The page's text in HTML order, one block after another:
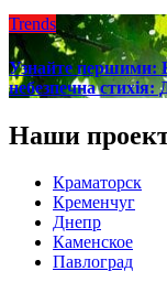
Trends
Узнайте першими:
небезпечна стихія:
Наши
Краматорск
Кременчуг
Днепр
Каменское
Павлоград